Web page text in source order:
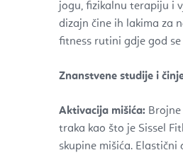
jogu, fizikalnu terapiju i
dizajn čine ih lakima za
fitness rutini gdje god
Znanstvene studije i
Aktivacija mišića:
traka kao što je Sissel
skupine mišića.